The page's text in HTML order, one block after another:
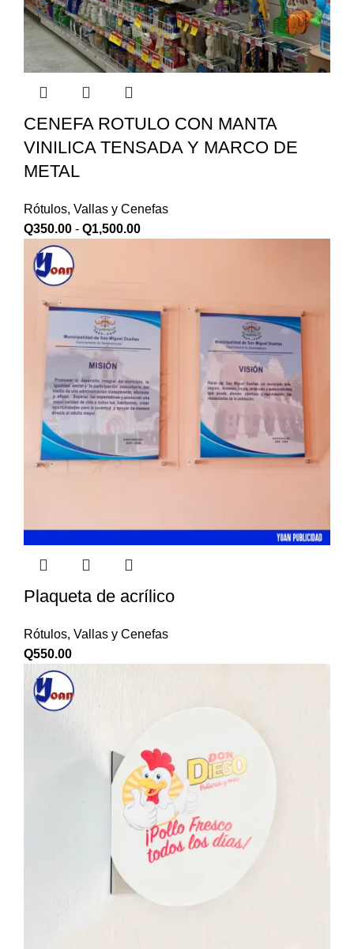
CENEFA ROTULO CON MANTA
VINILICA TENSADA Y MARCO DE
METAL
Rótulos, Vallas y Cenefas
Q350.00 - Q1,500.00
Plaqueta de acrílico
Rótulos, Vallas y Cenefas
Q550.00